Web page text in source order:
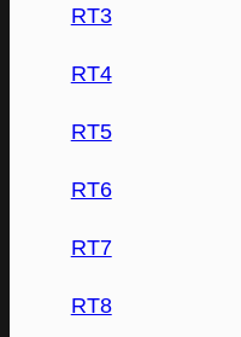
RT3
RT4
RT5
RT6
RT7
RT8